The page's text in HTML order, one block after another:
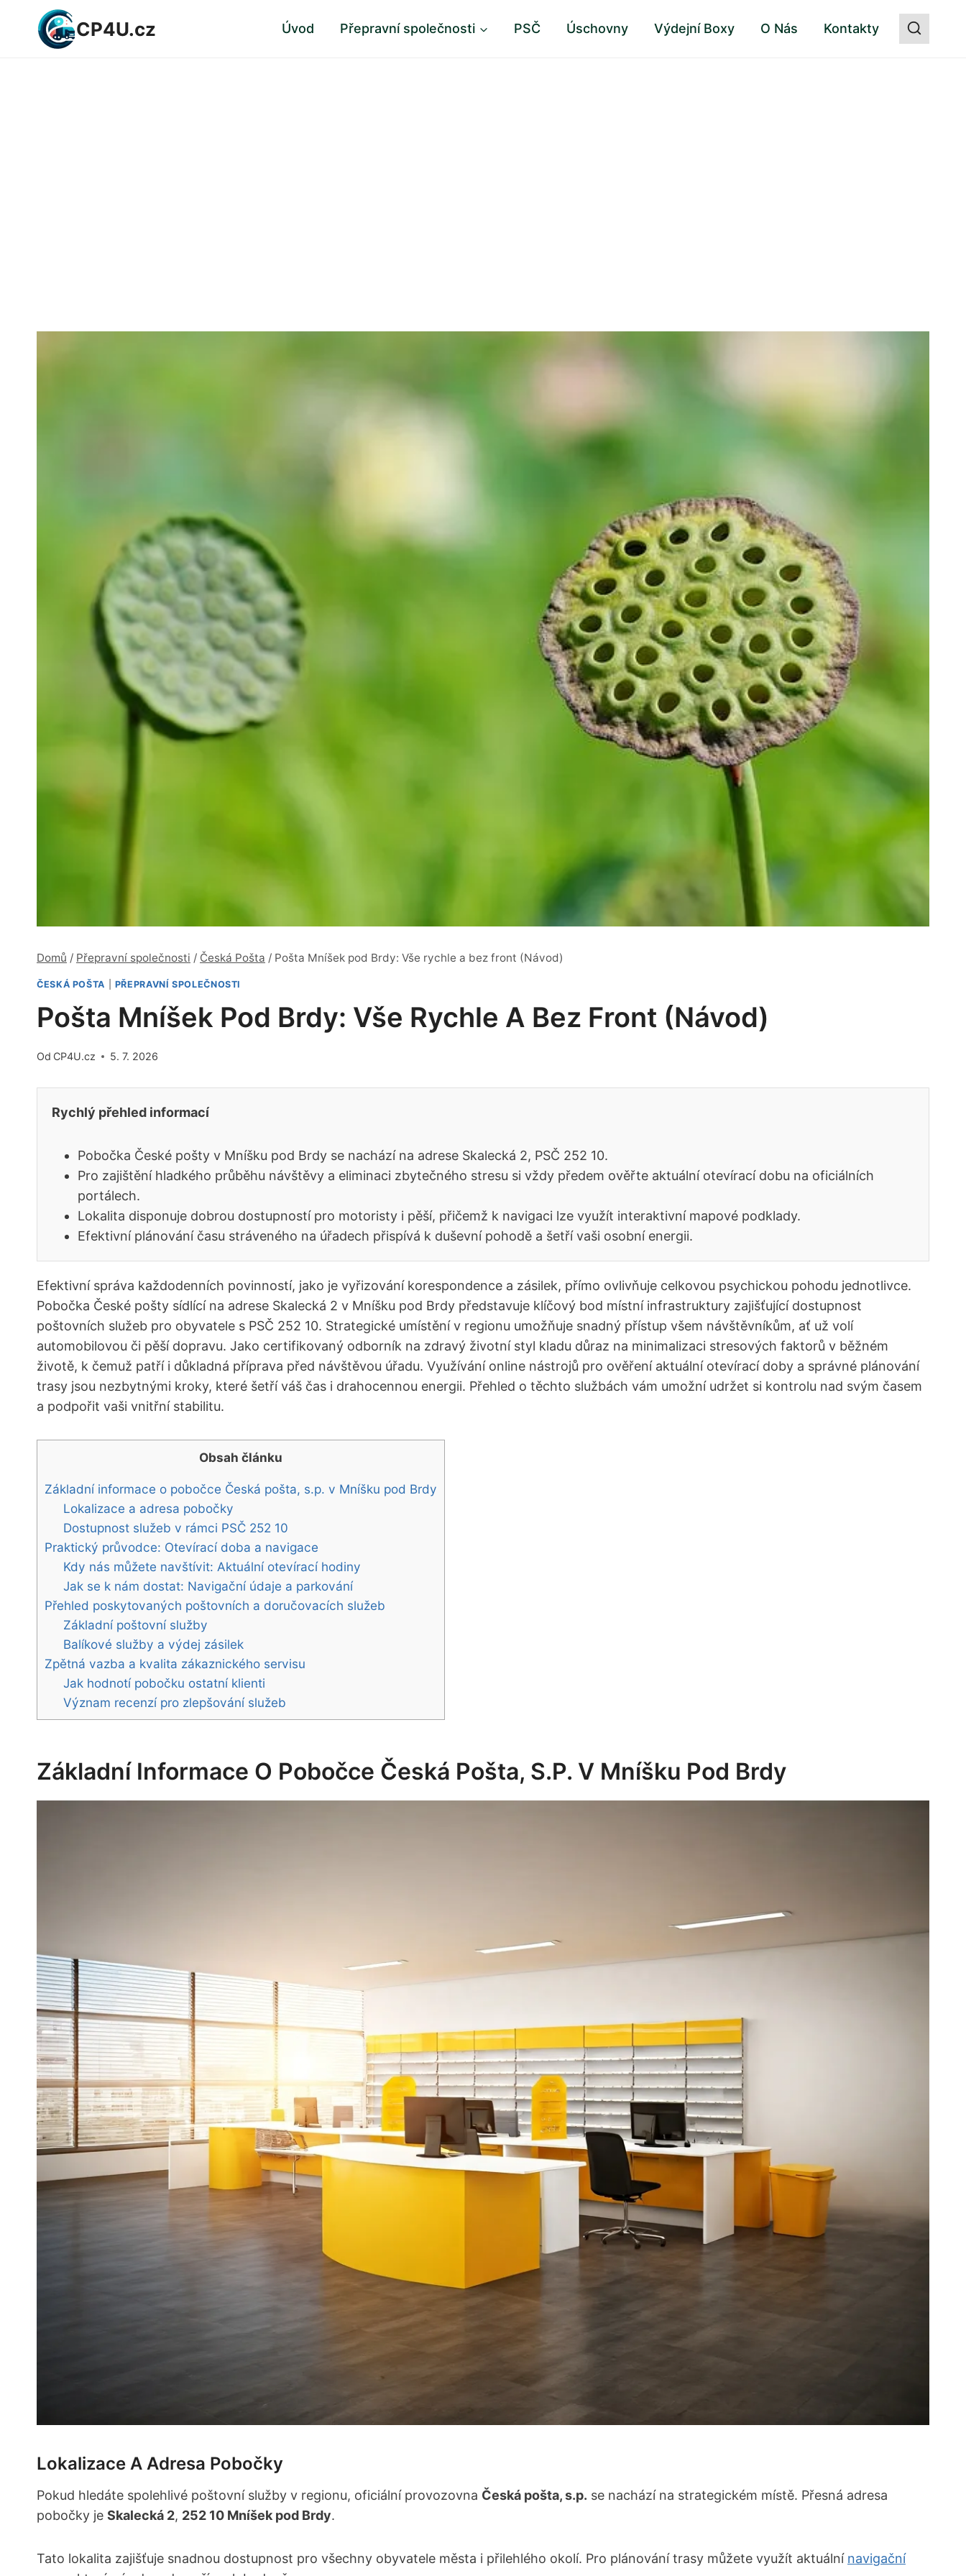
Přeskočit
CP4U.cz Úvod Přepravní společnosti PSČ Úschovny Výdejní Boxy O Nás Kontakty
Domů / Přepravní společnosti / Česká Pošta / Pošta Mníšek pod Brdy: Vše rychle a bez front (Návod)
ČESKÁ POŠTA PŘEPRAVNÍ SPOLEČNOSTI
Pošta Mníšek Pod Brdy: Vše Rychle A Bez Front (Návod)
Od CP4U.cz 5. 7. 2026
Rychlý přehled informací
Pobočka České pošty v Mníšku pod Brdy se nachází na adrese Skalecká 2, PSČ 252 10.
Pro zajištění hladkého průběhu návštěvy a eliminaci zbytečného stresu si vždy předem ověřte aktuální otevírací dobu na oficiálních
portálech.
Lokalita disponuje dobrou dostupností pro motoristy i pěší, přičemž k navigaci lze využít interaktivní mapové podklady.
Efektivní plánování času stráveného na úřadech přispívá k duševní pohodě a šetří vaši osobní energii.
Efektivní správa každodenních povinností, jako je vyřizování korespondence a zásilek, přímo ovlivňuje celkovou psychickou pohodu jednotlivce.
Pobočka České pošty sídlící na adrese Skalecká 2 v Mníšku pod Brdy představuje klíčový bod místní infrastruktury zajišťující dostupnost
poštovních služeb pro obyvatele s PSČ 252 10. Strategické umístění v regionu umožňuje snadný přístup všem návštěvníkům, ať už volí
automobilovou či pěší dopravu. Jako certifikovaný odborník na zdravý životní styl kladu důraz na minimalizaci stresových faktorů v běžném
životě, k čemuž patří i důkladná příprava před návštěvou úřadu. Využívání online nástrojů pro ověření aktuální otevírací doby a správné plánování
trasy jsou nezbytnými kroky, které šetří váš čas i drahocennou energii. Přehled o těchto službách vám umožní udržet si kontrolu nad svým časem
a podpořit vaši vnitřní stabilitu.
Obsah článku
Základní informace o pobočce Česká pošta, s.p. v Mníšku pod Brdy
Lokalizace a adresa pobočky
Dostupnost služeb v rámci PSČ 252 10
Praktický průvodce: Otevírací doba a navigace
Kdy nás můžete navštívit: Aktuální otevírací hodiny
Jak se k nám dostat: Navigační údaje a parkování
Přehled poskytovaných poštovních a doručovacích služeb
Základní poštovní služby
Balíkové služby a výdej zásilek
Zpětná vazba a kvalita zákaznického servisu
Jak hodnotí pobočku ostatní klienti
Význam recenzí pro zlepšování služeb
Základní Informace O Pobočce Česká Pošta, S.p. V Mníšku Pod Brdy
Lokalizace A Adresa Pobočky
Pokud hledáte spolehlivé poštovní služby v regionu, oficiální provozovna Česká pošta, s.p. se nachází na strategickém místě. Přesná adresa
pobočky je Skalecká 2, 252 10 Mníšek pod Brdy.
Tato lokalita zajišťuje snadnou dostupnost pro všechny obyvatele města i přilehlého okolí. Pro plánování trasy můžete využít aktuální navigační